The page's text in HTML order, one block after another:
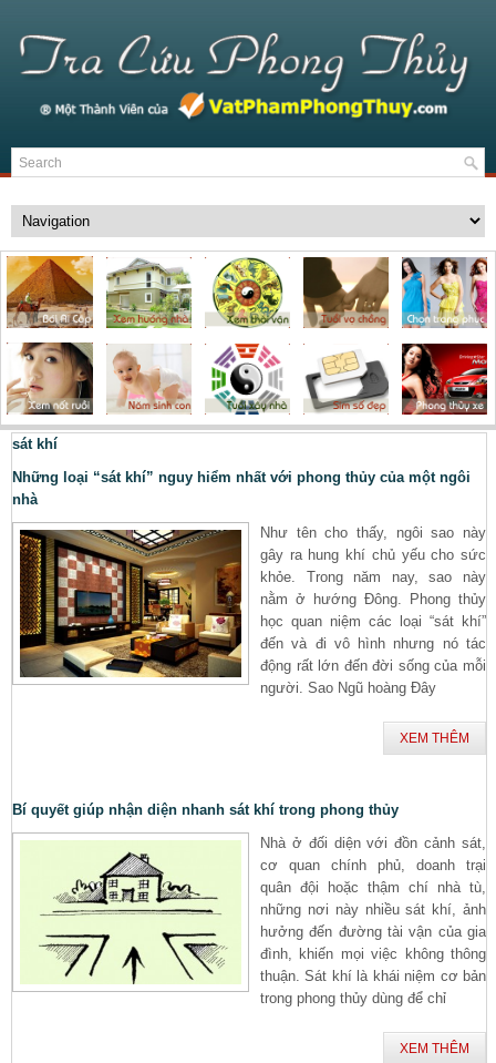
sát khí
Những loại “sát khí” nguy hiểm nhất với phong thủy của một ngôi
nhà
Như tên cho thấy, ngôi sao này
gây ra hung khí chủ yếu cho sức
khỏe. Trong năm nay, sao này
nằm ở hướng Đông. Phong thủy
học quan niệm các loại “sát khí”
đến và đi vô hình nhưng nó tác
động rất lớn đến đời sống của mỗi
người. Sao Ngũ hoàng Đây
XEM THÊM
Bí quyết giúp nhận diện nhanh sát khí trong phong thủy
Nhà ở đối diện với đồn cảnh sát,
cơ quan chính phủ, doanh trại
quân đội hoặc thậm chí nhà tù,
những nơi này nhiều sát khí, ảnh
hưởng đến đường tài vận của gia
đình, khiến mọi việc không thông
thuận. Sát khí là khái niệm cơ bản
trong phong thủy dùng để chỉ
XEM THÊM